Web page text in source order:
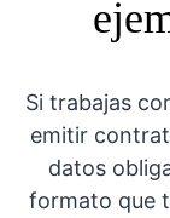
Si trabajas
emitir
datos
formato que